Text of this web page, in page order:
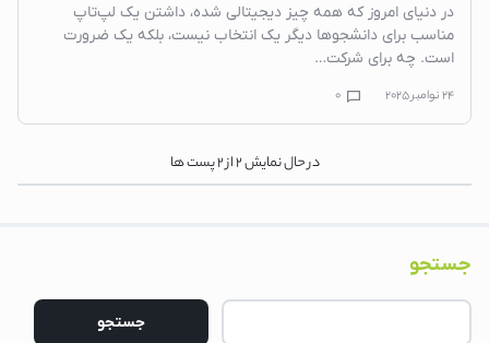
در دنیای امروز که همه چیز دیجیتالی شده، داشتن یک لپ‌تاپ
مناسب برای دانشجوها دیگر یک انتخاب نیست، بلکه یک ضرورت
است. چه برای شرکت…
24 نوامبر 2025 0
در حال نمایش2از2پست ها
جستجو
جستجو